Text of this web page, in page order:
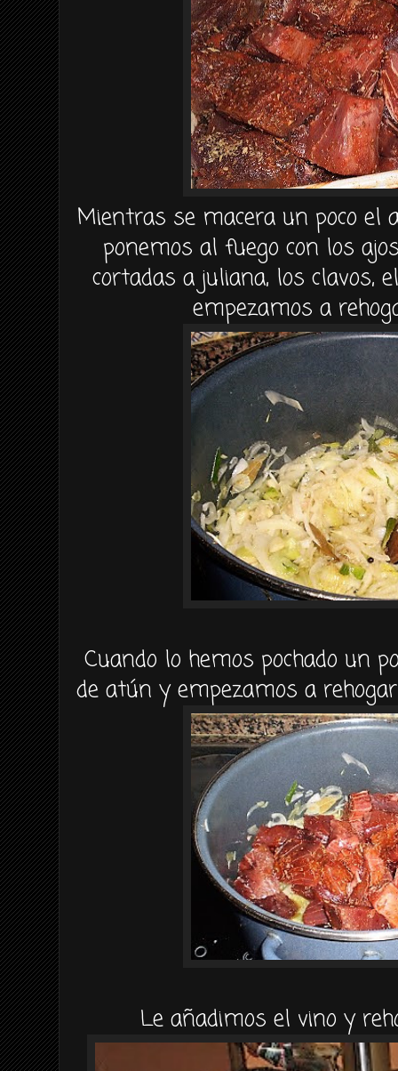
Mientras se macera un poco el
ponemos al fuego con los
cortadas a juliana, losclavos,
empezamos a
Cuando lo hemos pochado un
deatún y empezamos a rehogar
Le añadimos el vino y